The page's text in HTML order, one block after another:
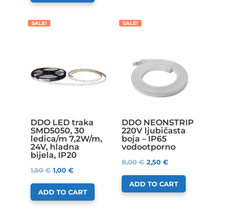
SALE!
DDO LED traka
SMD5050, 30
ledica/m 7,2W/m,
24V, hladna
bijela, IP20
1,50€ 1,00 €
ADD TO CART
SALE!
DDO NEONSTRIP
220V ljubičasta
boja – IP65
vodootporno
8,00€ 2,50 €
ADD TO CART